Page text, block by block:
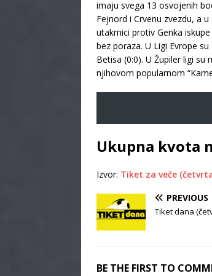
imaju svega 13 osvojenih
Fejnord i Crvenu zvezdu, a
utakmici protiv Genka
bez poraza. U Ligi Evrope
Betisa (0:0). U Župiler ligi
njihovom popularnom
Ukupna kvota
Izvor: Tiket za veče
PREVIOUS
Tiket dana
BE THE FIRST TO